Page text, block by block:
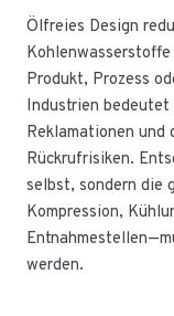
Ölfreies Design
Produkt, Prozess
Industrien bedeutet
Reklamationen und
Rückrufrisiken.
selbst, sondern die
Kompression,
werden.